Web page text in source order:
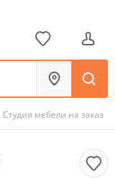
Студия мебели на заказ